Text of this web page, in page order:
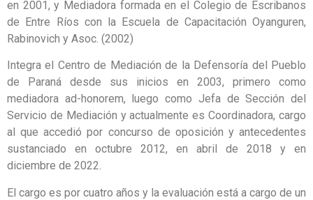
en 2001, y Mediadora formada en el Colegio de Escribanos
de Entre Ríos con la Escuela de Capacitación Oyanguren,
Rabinovich y Asoc. (2002)
Integra el Centro de Mediación de la Defensoría del Pueblo
de Paraná desde sus inicios en 2003, primero como
mediadora ad-honorem, luego como Jefa de Sección del
Servicio de Mediación y actualmente es Coordinadora, cargo
al que accedió por concurso de oposición y antecedentes
sustanciado en octubre 2012, en abril de 2018 y en
diciembre de 2022.
El cargo es por cuatro años y la evaluación está a cargo de un